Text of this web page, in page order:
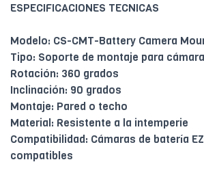
ESPECIFICACIONES TECNICAS
Modelo: CS-CMT-Battery Camera
Tipo: Soporte de montaje para
Rotación: 360 grados
Inclinación: 90 grados
Montaje: Pared o techo
Material: Resistente a la intemperie
Compatibilidad: Cámaras de batería
compatibles